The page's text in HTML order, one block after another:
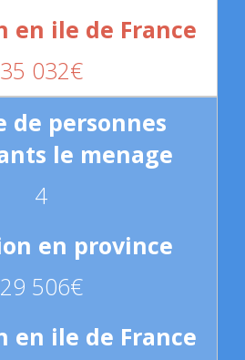
35 032€
4
29 506€